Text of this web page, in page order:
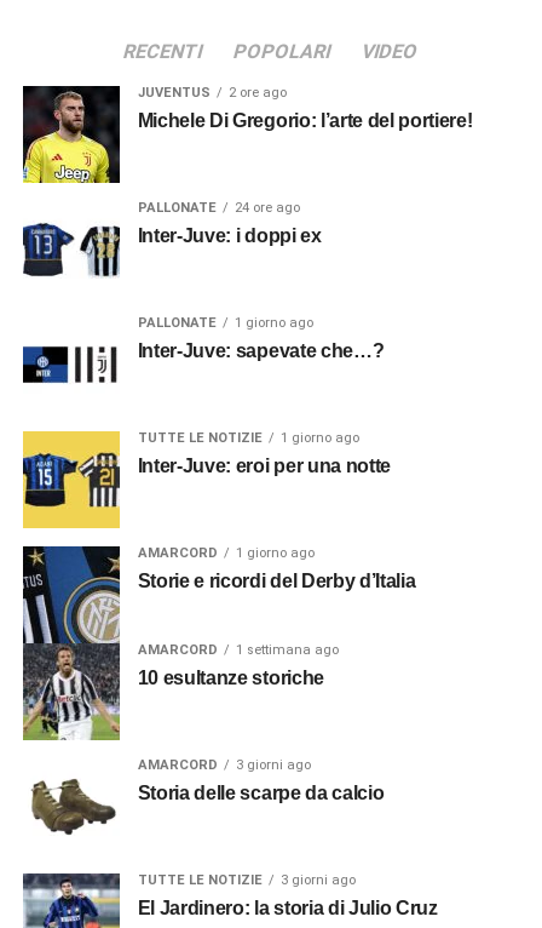
RECENTI POPOLARI VIDEO
JUVENTUS 2 ore ago
Michele Di Gregorio: l’arte del portiere!
PALLONATE 24 ore ago
Inter-Juve: i doppi ex
PALLONATE 1 giorno ago
Inter-Juve: sapevate che…?
TUTTE LE NOTIZIE 1 giorno ago
Inter-Juve: eroi per una notte
AMARCORD 1 giorno ago
Storie e ricordi del Derby d’Italia
AMARCORD 1 settimana ago
10 esultanze storiche
AMARCORD 3 giorni ago
Storia delle scarpe da calcio
TUTTE LE NOTIZIE 3 giorni ago
El Jardinero: la storia di Julio Cruz